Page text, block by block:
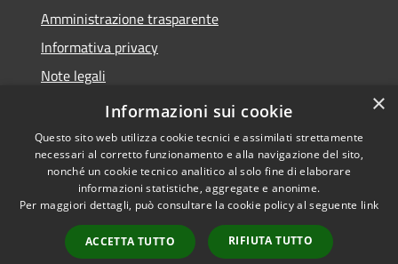
Amministrazione trasparente
Informativa privacy
Note legali
Dichiarazione di accessibilità
Accessibilità
Copyright © 2026 • Comune di
Spoleto • Powered by
Municipium•
Accesso
redazione
×
Informazioni sui cookie
Questo sito web utilizza cookie tecnici e assimilati strettamente
necessari al corretto funzionamento e alla navigazione del sito,
nonché un cookie tecnico analitico al solo fine di elaborare
informazioni statistiche, aggregate e anonime.
Per maggiori dettagli, può consultare la cookie policy al seguente link
ACCETTA TUTTO RIFIUTA TUTTO